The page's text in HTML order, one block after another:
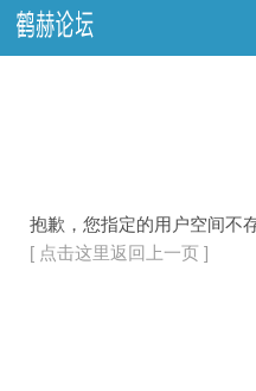
抱歉，您指定的用户空间不
[ 点击这里返回上一页 ]